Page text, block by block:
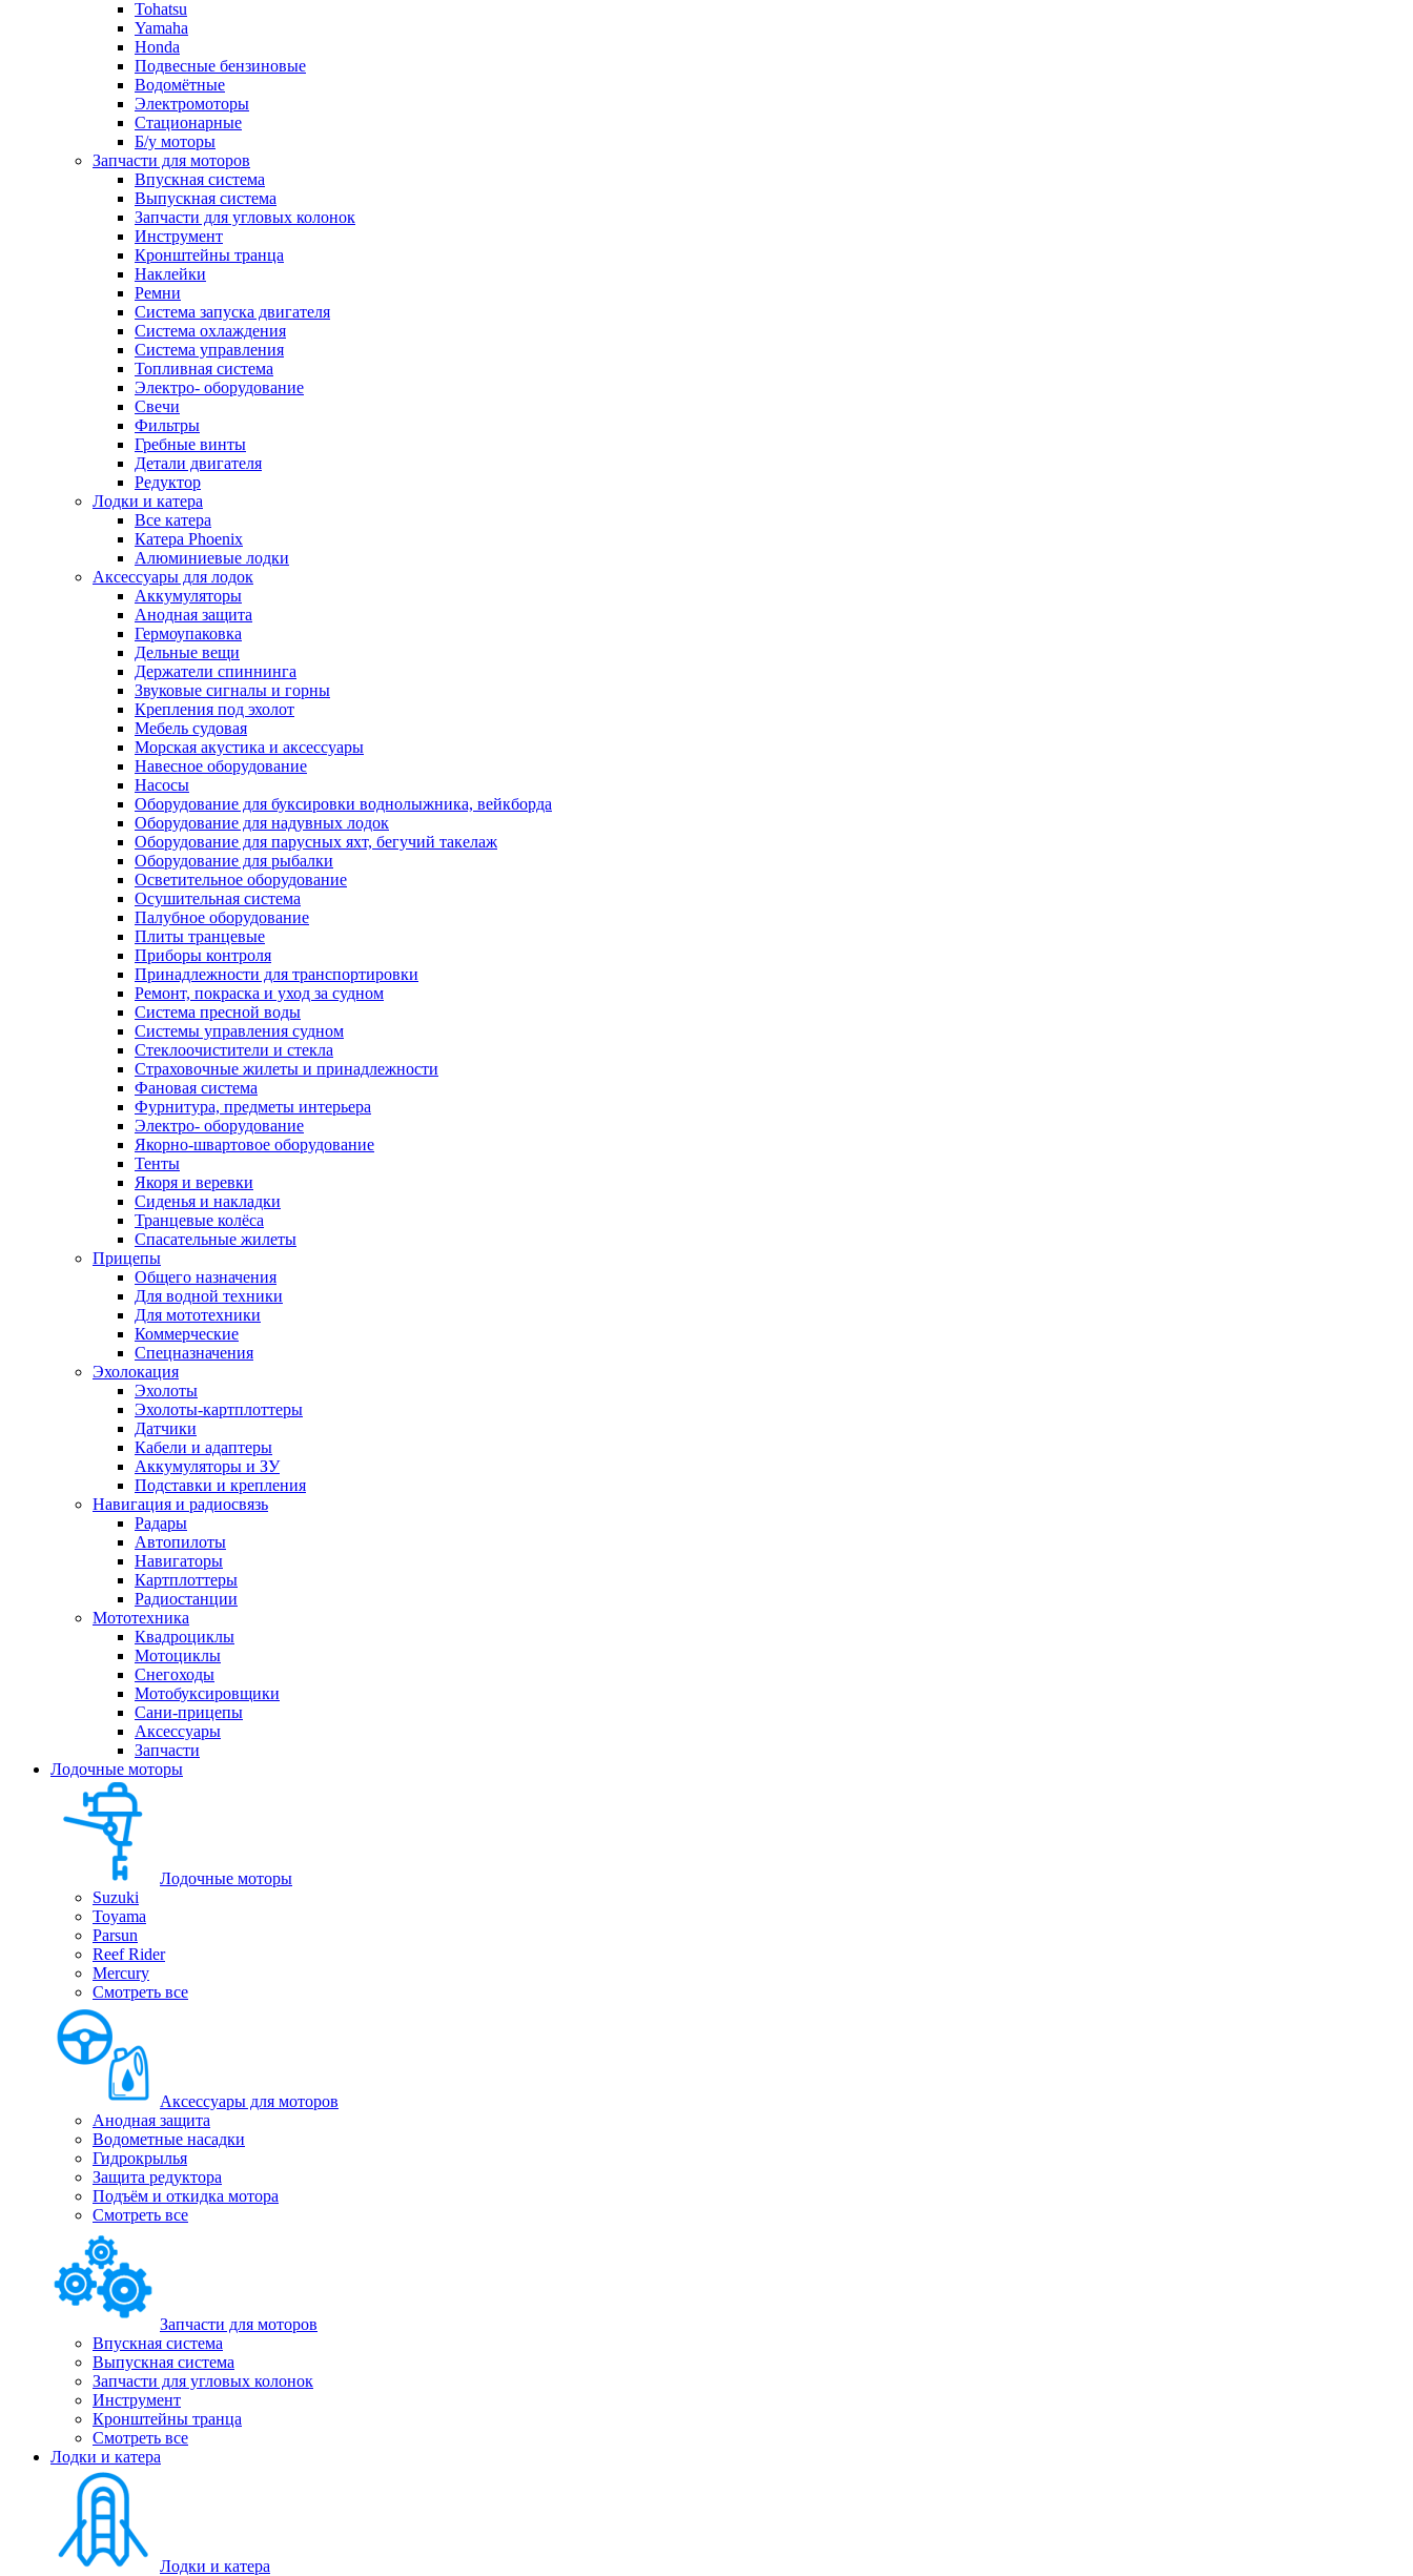
Tohatsu
Yamaha
Honda
Подвесные бензиновые
Водомётные
Электромоторы
Стационарные
Б/у моторы
Запчасти для моторов
Впускная система
Выпускная система
Запчасти для угловых колонок
Инструмент
Кронштейны транца
Наклейки
Ремни
Система запуска двигателя
Система охлаждения
Система управления
Топливная система
Электро- оборудование
Свечи
Фильтры
Гребные винты
Детали двигателя
Редуктор
Лодки и катера
Все катера
Катера Phoenix
Алюминиевые лодки
Аксессуары для лодок
Аккумуляторы
Анодная защита
Гермоупаковка
Дельные вещи
Держатели спиннинга
Звуковые сигналы и горны
Крепления под эхолот
Мебель судовая
Морская акустика и аксессуары
Навесное оборудование
Насосы
Оборудование для буксировки воднолыжника, вейкборда
Оборудование для надувных лодок
Оборудование для парусных яхт, бегучий такелаж
Оборудование для рыбалки
Осветительное оборудование
Осушительная система
Палубное оборудование
Плиты транцевые
Приборы контроля
Принадлежности для транспортировки
Ремонт, покраска и уход за судном
Система пресной воды
Системы управления судном
Стеклоочистители и стекла
Страховочные жилеты и принадлежности
Фановая система
Фурнитура, предметы интерьера
Электро- оборудование
Якорно-швартовое оборудование
Тенты
Якоря и веревки
Сиденья и накладки
Транцевые колёса
Спасательные жилеты
Прицепы
Общего назначения
Для водной техники
Для мототехники
Коммерческие
Спецназначения
Эхолокация
Эхолоты
Эхолоты-картплоттеры
Датчики
Кабели и адаптеры
Аккумуляторы и ЗУ
Подставки и крепления
Навигация и радиосвязь
Радары
Автопилоты
Навигаторы
Картплоттеры
Радиостанции
Мототехника
Квадроциклы
Мотоциклы
Снегоходы
Мотобуксировщики
Сани-прицепы
Аксессуары
Запчасти
Лодочные моторы
Лодочные моторы
Suzuki
Toyama
Parsun
Reef Rider
Mercury
Смотреть все
Аксессуары для моторов
Анодная защита
Водометные насадки
Гидрокрылья
Защита редуктора
Подъём и откидка мотора
Смотреть все
Запчасти для моторов
Впускная система
Выпускная система
Запчасти для угловых колонок
Инструмент
Кронштейны транца
Смотреть все
Лодки и катера
Лодки и катера